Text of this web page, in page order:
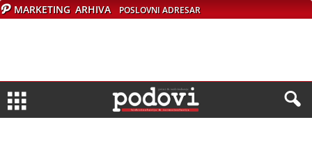
MARKETING ARHIVA POSLOVNI ADRESAR